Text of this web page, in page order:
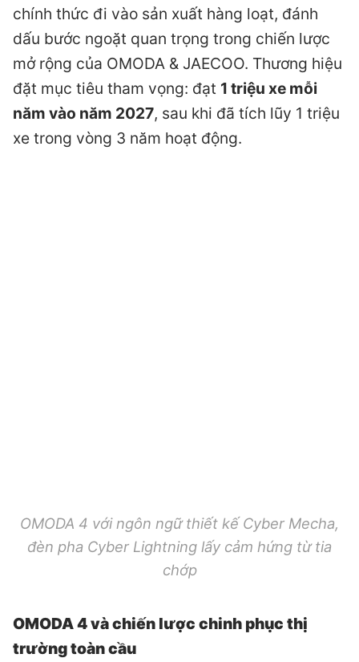
chính thức đi vào sản xuất hàng loạt, đánh
dấu bước ngoặt quan trọng trong chiến lược
mở rộng của OMODA & JAECOO. Thương hiệu
đặt mục tiêu tham vọng: đạt 1 triệu xe mỗi
năm vào năm 2027, sau khi đã tích lũy 1 triệu
xe trong vòng 3 năm hoạt động.
OMODA 4 với ngôn ngữ thiết kế Cyber Mecha,
đèn pha Cyber Lightning lấy cảm hứng từ tia
chớp
OMODA 4 và chiến lược chinh phục thị
trường toàn cầu